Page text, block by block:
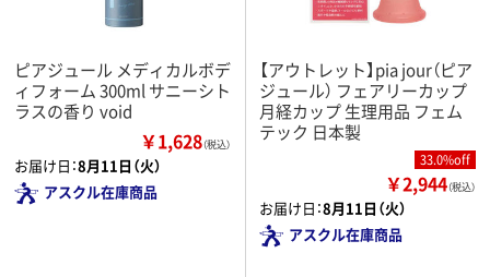
ピアジュール メディカルボデ
ィフォーム 300ml サニーシト
ラスの香り void
￥1,628（税込）
お届け日：8月11日（火）
アスクル在庫商品
【アウトレット】pia jour（ピア
ジュール） フェアリーカップ
月経カップ 生理用品 フェム
テック 日本製
33.0%off
￥2,944（税込）
お届け日：8月11日（火）
アスクル在庫商品